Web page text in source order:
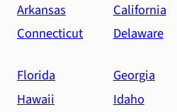
Arkansas
California
Connecticut
Delaware
Florida
Georgia
Hawaii
Idaho